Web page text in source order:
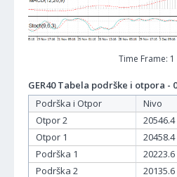
Time Frame:
GER40 Tabela podrške i otpora -
Podrška i Otpor
Nivo
Otpor 2
20546.4
Otpor 1
20458.4
Podrška 1
20223.6
Podrška 2
20135.6